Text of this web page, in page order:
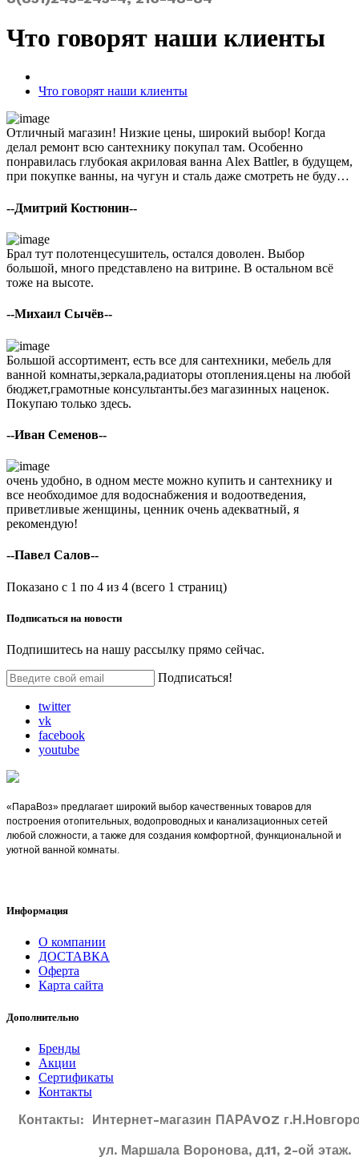
Что говорят наши клиенты
Что говорят наши клиенты
Отличный магазин! Низкие цены, широкий выбор! Когда
делал ремонт всю сантехнику покупал там. Особенно
понравилась глубокая акриловая ванна Alex Battler, в будущем,
при покупке ванны, на чугун и сталь даже смотреть не буду…
--Дмитрий Костюнин--
Брал тут полотенцесушитель, остался доволен. Выбор
большой, много представлено на витрине. В остальном всё
тоже на высоте.
--Михаил Сычёв--
Большой ассортимент, есть все для сантехники, мебель для
ванной комнаты,зеркала,радиаторы отопления.цены на любой
бюджет,грамотные консультанты.без магазинных наценок.
Покупаю только здесь.
--Иван Семенов--
очень удобно, в одном месте можно купить и сантехнику и
все необходимое для водоснабжения и водоотведения,
приветливые женщины, ценник очень адекватный, я
рекомендую!
--Павел Салов--
Показано с 1 по 4 из 4 (всего 1 страниц)
Подписаться на новости
Подпишитесь на нашу рассылку прямо сейчас.
Подписаться!
twitter
vk
facebook
youtube
«ПараВоз» предлагает широкий выбор качественных товаров для
построения отопительных, водопроводных и канализационных сетей
любой сложности, а также для создания комфортной, функциональной и
уютной ванной комнаты.
Информация
О компании
ДОСТАВКА
Оферта
Карта сайта
Дополнительно
Бренды
Акции
Сертификаты
Контакты
Контакты: Интернет-магазин ПАРАVOZ
ул. Маршала Воронова, д.11, 2-ой этаж.